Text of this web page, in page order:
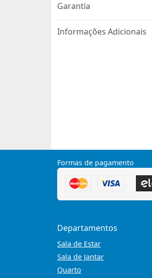
Garantia
Informações Adicionais
Formas de pagamento
Departamentos
Sala de Estar
Sala de Jantar
Quarto